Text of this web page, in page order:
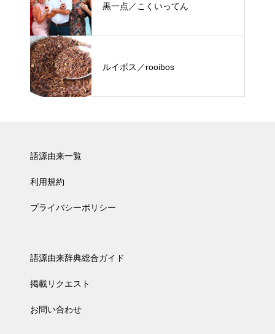
黒一点／こくいってん
ルイボス／rooibos
語源由来一覧
利用規約
プライバシーポリシー
語源由来辞典総合ガイド
掲載リクエスト
お問い合わせ